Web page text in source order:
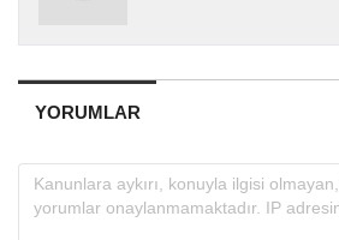
YORUMLAR